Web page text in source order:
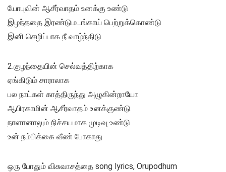
யோபுவின் ஆசீர்வாதம் உனக்கு உண்டு
இழந்ததை இரண்டுமடங்காய் பெற்றுக்கொண்டு
இனி செழிப்பாக நீ வாழ்ந்திடு
2.குழந்தையின் செல்வத்திற்காக
ஏங்கிடும் சாராலாக
பல நாட்கள் காத்திருந்து அழுகின்றாயோ
ஆபிரகாமின் ஆசீர்வாதம் உனக்குண்டு
நாளானாலும் நிச்சயமாக முடிவு உண்டு
உன் நம்பிக்கை வீண் போகாது
ஒரு போதும் விசுவாசத்தை song lyrics, Orupodhum